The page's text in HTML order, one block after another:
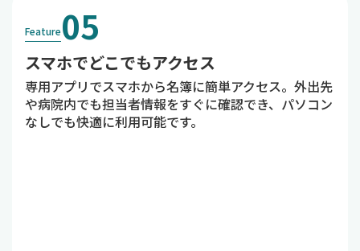
Feature05
スマホでどこでもアクセス
専用アプリでスマホから名簿に簡単アクセス。外出先
や病院内でも担当者情報をすぐに確認でき、パソコン
なしでも快適に利用可能です。